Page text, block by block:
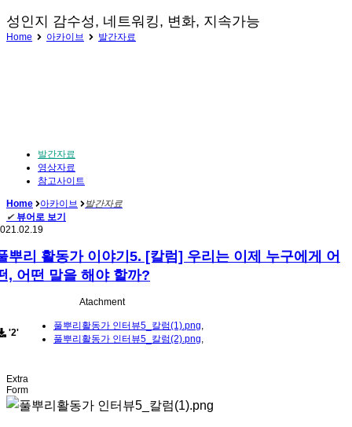
성인지 감수성, 네트워킹, 변화, 지속가능
Home 아카이브 발간자료
발간자료
영상자료
참고사이트
Home 아카이브
발간자료
✔ 뷰어로 보기
뿌리 활동가 이야기5. [칼럼] 우리는 이제 누구에게 어
, 어떤 말을 해야 할까?
Atachment
'2'
풀뿌리활동가 인터뷰5_칼럼(1).png,
풀뿌리활동가 인터뷰5_칼럼(2).png,
Extra
Form